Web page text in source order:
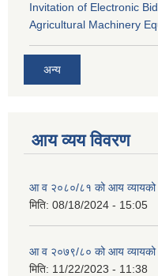
Invitation of Electronic
Agricultural Machinery
अन्य
आय व्यय विवरण
आ व २०८०/८१ को आय व्यायको
मिति: 08/18/2024 - 15:05
आ व २०७९/८० को आय व्यायको
मिति: 11/22/2023 - 11:38